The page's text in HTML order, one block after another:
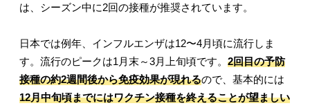
は、シーズン中に2回の接種が推奨されています。
日本では例年、インフルエンザは12〜4月頃に流行しま
す。流行のピークは1月末～3月上旬頃です。 2回目の予防
接種の約2週間後から免疫効果が現れるので、基本的には
12月中旬頃までにはワクチン接種を終えることが望ましい